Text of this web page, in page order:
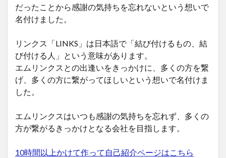
だったことから感謝の気持ちを忘れないという想いで
名付けました。
リンクス「LINKS」は日本語で「結び付けるもの、結
び付ける人」という意味があります。
エムリンクスとの出逢いをきっかけに、多くの方を繋
げ、多くの方に繋がってほしいという想いで名付けま
した。
エムリンクスはいつも感謝の気持ちを忘れず、多くの
方が繋がるきっかけとなる会社を目指します。
10時間以上かけて作って自己紹介ページはこちら